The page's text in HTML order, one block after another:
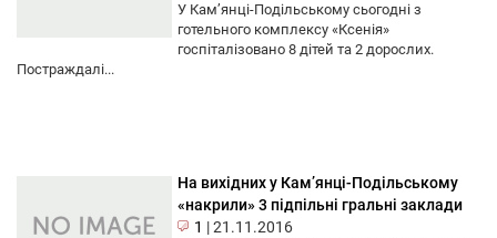
У Кам’янці-Подільському сьогодні з
готельного комплексу «Ксенія»
госпіталізовано 8 дітей та 2 дорослих.
Постраждалі...
На вихідних у Кам’янці-Подільському
«накрили» 3 підпільні гральні заклади
1 |21.11.2016